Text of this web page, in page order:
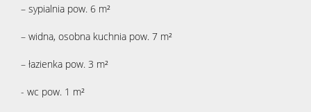
– sypialnia pow. 6 m²
– widna, osobna kuchnia pow. 7 m²
– łazienka pow. 3 m²
- wc pow. 1 m²